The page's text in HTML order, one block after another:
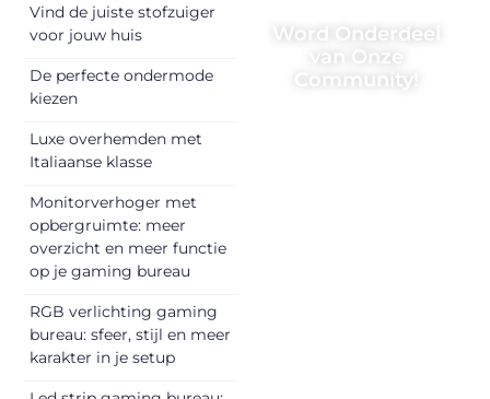
Vind de juiste stofzuiger
voor jouw huis
De perfecte ondermode
kiezen
Luxe overhemden met
Italiaanse klasse
Monitorverhoger met
opbergruimte: meer
overzicht en meer functie
op je gaming bureau
RGB verlichting gaming
bureau: sfeer, stijl en meer
karakter in je setup
Word Onderdeel
van Onze
Community!